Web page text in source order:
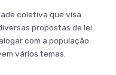
coletiva que visa
propostas de lei
com a população
vários temas.